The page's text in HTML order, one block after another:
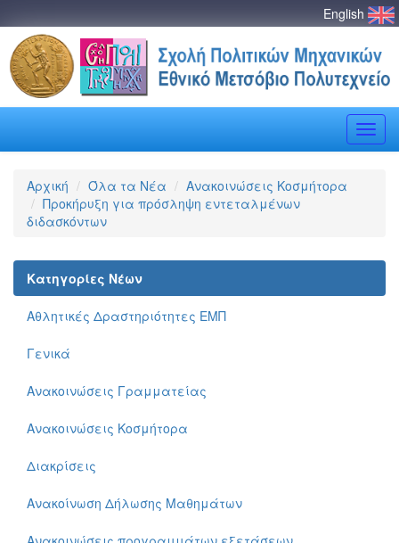
English
Toggle
Αρχική Όλα τα Νέα
Ανακοινώσεις Κοσμήτορα
Προκήρυξη για πρόσληψη εντεταλμένων
διδασκόντων
Κατηγορίες Νέων
Αθλητικές Δραστηριότητες ΕΜΠ
Γενικά
Ανακοινώσεις Γραμματείας
Ανακοινώσεις Κοσμήτορα
Διακρίσεις
Ανακοίνωση Δήλωσης Μαθημάτων